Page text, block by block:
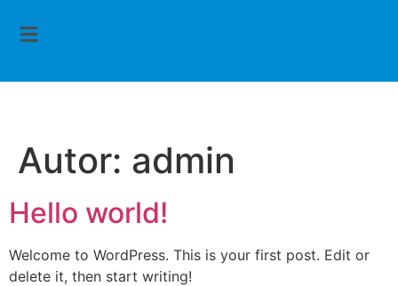
Autor: admin
Hello world!
Welcome to WordPress. This is your first post. Edit or
delete it, then start writing!